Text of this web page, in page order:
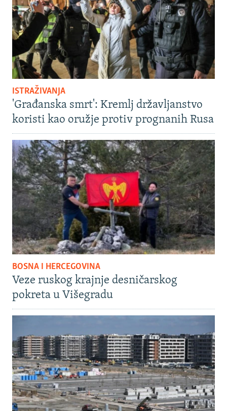
ISTRAŽIVANJA
'Građanska smrt': Kremlj državljanstvo
koristi kao oružje protiv prognanih Rusa
BOSNA I HERCEGOVINA
Veze ruskog krajnje desničarskog
pokreta u Višegradu